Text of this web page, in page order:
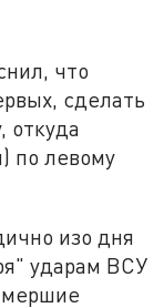
что
сделать
откуда
по левому
изо дня
ударам ВСУ